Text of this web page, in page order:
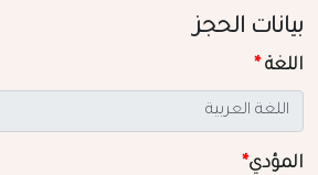
بيانات الحجز
اللغة*
المؤدي*